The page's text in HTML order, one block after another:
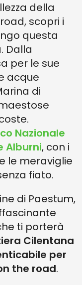
della
scopri i
questa
Dalla
per le sue
acque
di
Nazionale
Alburni, con i
le meraviglie
fiato.
di Paestum,
ti porterà
Cilentana
per
the road.